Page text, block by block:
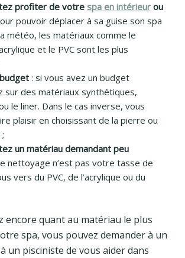
profiter de votrespa en intérieur ou
pouvoir déplacer à sa guise son spa
météo, les matériaux comme le
et le PVC sont les plus
: si vous avez un budget
sur des matériaux synthétiques,
le liner. Dans le cas inverse, vous
plaisir en choisissant de la pierre ou
un matériau demandant peu
nettoyage n’est pas votre tasse de
vers du PVC, de l’acrylique ou du
encore quant au matériau le plus
spa, vous pouvez demander à un
un pisciniste de vous aider dans